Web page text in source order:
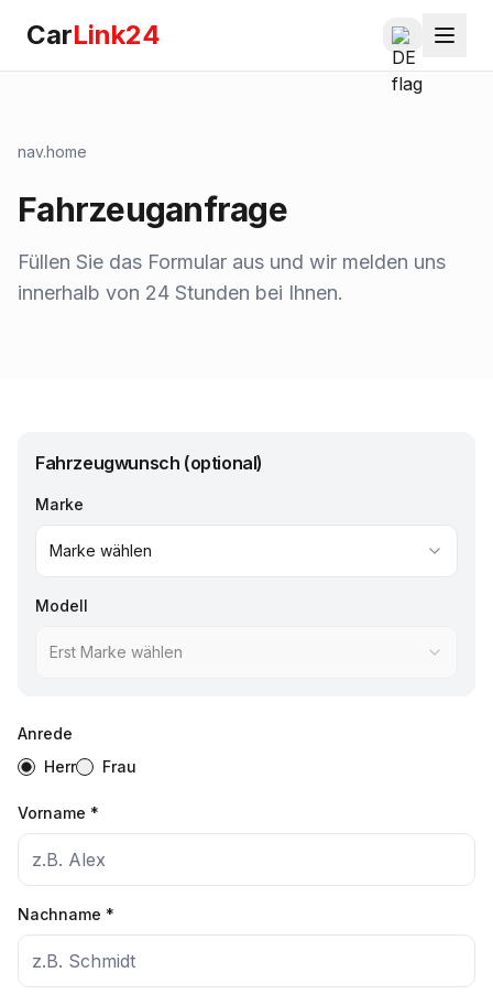
CarLink24
nav.home
Fahrzeuganfrage
Füllen Sie das Formular aus und wir melden uns
innerhalb von 24 Stunden bei Ihnen.
Fahrzeugwunsch (optional)
Marke
Marke wählen
Modell
Erst Marke wählen
Anrede
Herr
Frau
Vorname *
Nachname *